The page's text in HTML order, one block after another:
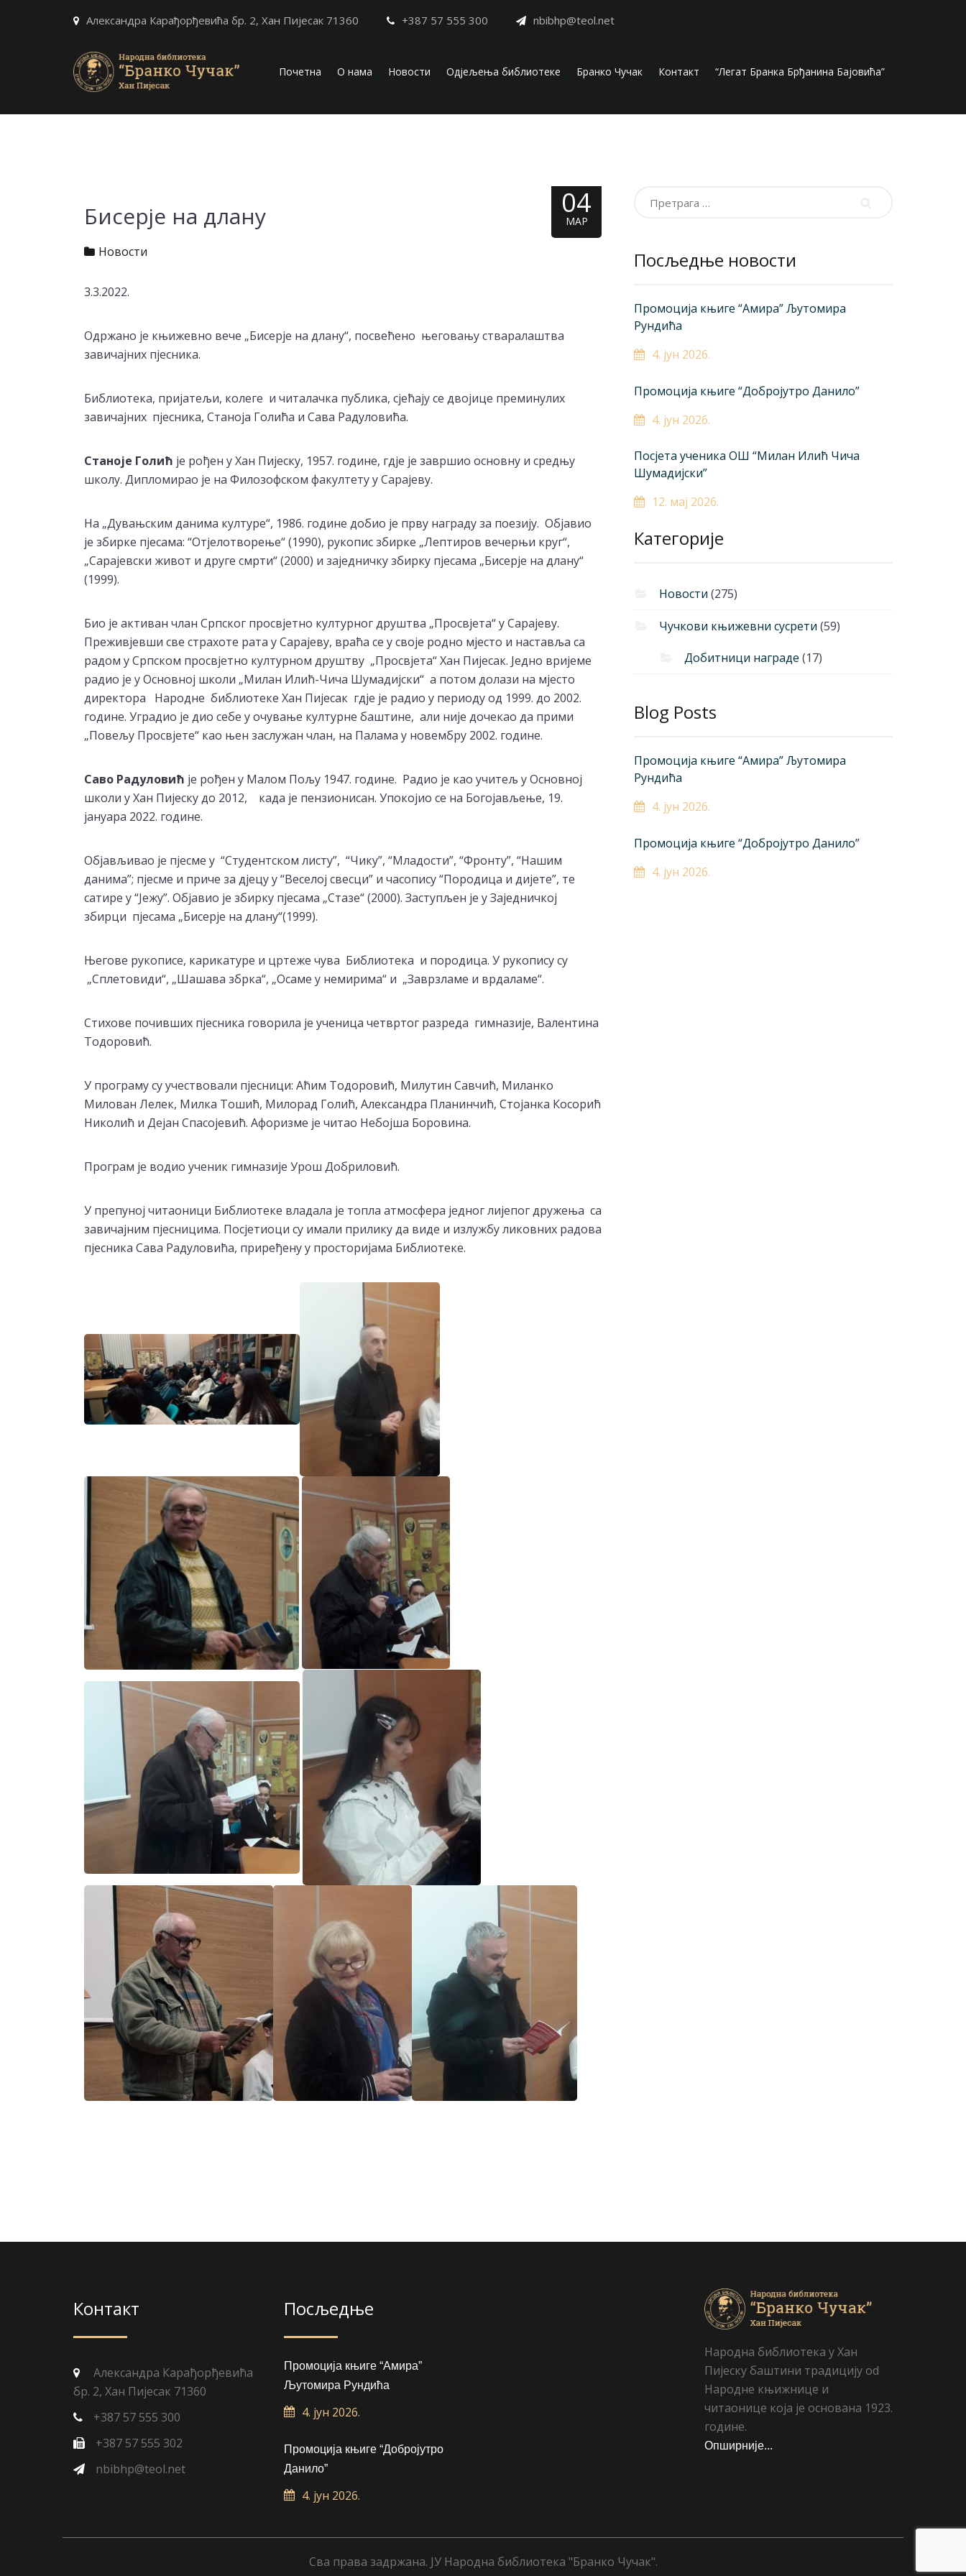
Александра Карађорђевића бр. 2, Хан Пијесак 71360 +387 57 555 300 nbibhp@teol.net
Почетна О нама Новости Одјељења библиотеке Бранко Чучак Контакт “Легат Бранка Брђанина Бајовића”
Бисерје на длану 04
МАР
Новости
3.3.2022.
Одржано је књижевно вече „Бисерје на длану“, посвећено његовању стваралаштва
завичајних пјесника.
Библиотека, пријатељи, колеге и читалачка публика, сјећају се двојице преминулих
завичајних пјесника, Станоја Голића и Сава Радуловића.
Станоје Голић је рођен у Хан Пијеску, 1957. године, гдје је завршио основну и средњу
школу. Дипломирао је на Филозофском факултету у Сарајеву.
На „Дувањским данима културе“, 1986. године добио је прву награду за поезију. Објавио
је збирке пјесама: “Отјелотворење“ (1990), рукопис збирке „Лептиров вечерњи круг“,
„Сарајевски живот и друге смрти“ (2000) и заједничку збирку пјесама „Бисерје на длану“
(1999).
Био је активан члан Српског просвјетно културног друштва „Просвјета“ у Сарајеву.
Преживјевши све страхоте рата у Сарајеву, враћа се у своје родно мјесто и наставља са
радом у Српском просвјетно културном друштву „Просвјета“ Хан Пијесак. Једно вријеме
радио је у Oсновној школи „Милан Илић-Чича Шумадијски“ а потом долази на мјесто
директора Народне библиотеке Хан Пијесак гдје је радио у периоду од 1999. до 2002.
године. Уградио је дио себе у очување културне баштине, али није дочекао да прими
„Повељу Просвјете“ као њен заслужан члан, на Палама у новембру 2002. године.
Саво Радуловић је рођен у Малом Пољу 1947. године. Радио је као учитељ у Основној
школи у Хан Пијеску до 2012, када је пензионисан. Упокојио се на Богојављење, 19.
јануара 2022. године.
Објављивао је пјесме у “Студентском листу”, “Чику”, “Младости”, “Фронту”, “Нашим
данима”; пјесме и приче за дјецу у “Веселој свесци” и часопису “Породица и дијете”, те
сатире у “Јежу”. Објавио је збирку пјесама „Стазе“ (2000). Заступљен је у Заједничкој
збирци пјесама „Бисерје на длану“(1999).
Његове рукописе, карикатуре и цртеже чува Библиотека и породица. У рукопису су
„Сплетовиди“, „Шашава збрка“, „Осаме у немирима“ и „Заврзламе и врдаламе“.
Стихове почивших пјесника говорила је ученица четвртог разреда гимназије, Валентина
Тодоровић.
У програму су учествовали пјесници: Аћим Тодоровић, Милутин Савчић, Миланко
Милован Лелек, Милка Тошић, Милорад Голић, Александра Планинчић, Стојанка Косорић
Николић и Дејан Спасојевић. Афоризме је читао Небојша Боровина.
Програм је водио ученик гимназије Урош Добриловић.
У препуној читаоници Библиотеке владала је топла атмосфера једног лијепог дружења са
завичајним пјесницима. Посјетиоци су имали прилику да виде и излужбу ликовних радова
пјесника Сава Радуловића, приређену у просторијама Библиотеке.
Посљедње новости
Промоција књиге “Амира” Љутомира
Рундића
4. јун 2026.
Промоција књиге “Добројутро Данило”
4. јун 2026.
Посјета ученика ОШ “Милан Илић Чича
Шумадијски”
12. мај 2026.
Категорије
Новости (275)
Чучкови књижевни сусрети (59)
Добитници награде (17)
Blog Posts
Промоција књиге “Амира” Љутомира
Рундића
4. јун 2026.
Промоција књиге “Добројутро Данило”
4. јун 2026.
Контакт
Александра Карађорђевића
бр. 2, Хан Пијесак 71360
+387 57 555 300
+387 57 555 302
nbibhp@teol.net
Посљедње
Промоција књиге “Амира”
Љутомира Рундића
4. јун 2026.
Промоција књиге “Добројутро
Данило”
4. јун 2026.
Народна библиотека у Хан
Пијеску баштини традицију od
Народне књижнице и
читаонице која је основана 1923.
године.
Опширније...
Сва права задржана. ЈУ Народна библиотека "Бранко Чучак".